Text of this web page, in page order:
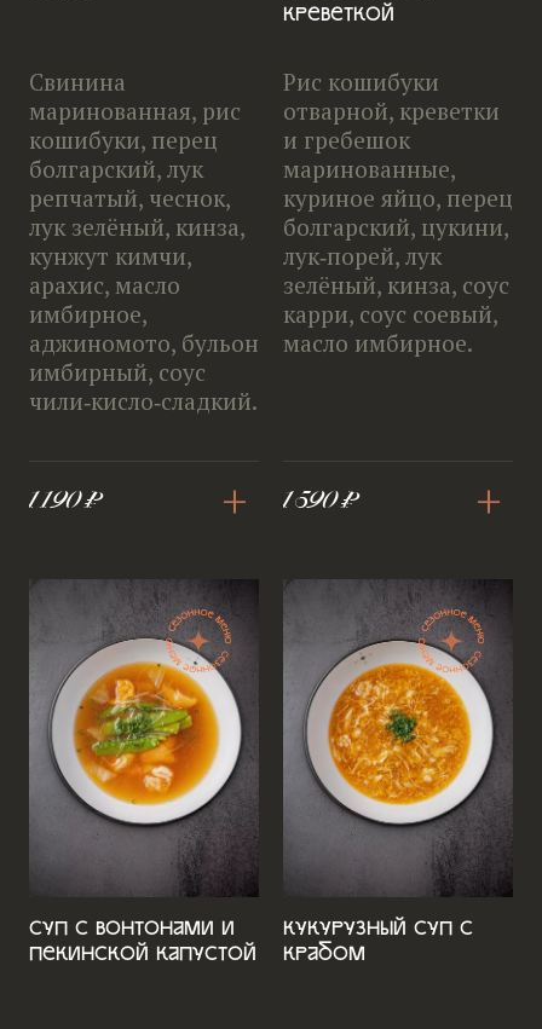
Свинина
маринованная, рис
кошибуки, перец
болгарский, лук
репчатый, чеснок,
лук зелёный, кинза,
кунжут кимчи,
арахис, масло
имбирное,
аджиномото, бульон
имбирный, соус
чили‑кисло‑сладкий.
1 190 ₽ +
креветкой
Рис кошибуки
отварной, креветки
и гребешок
маринованные,
куриное яйцо, перец
болгарский, цукини,
лук‑порей, лук
зелёный, кинза, соус
карри, соус соевый,
масло имбирное.
1 590 ₽ +
Суп с вонтонами и
пекинской капустой
Кукурузный суп с
крабом